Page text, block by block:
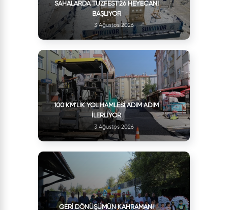
SAHALARDA TUZFEST'26 HEYECANI
BAŞLIYOR
3 Ağustos 2026
100 KM’LIK YOL HAMLESI ADIM ADIM
İLERLIYOR
3 Ağustos 2026
GERI DÖNÜŞÜMÜN KAHRAMANI